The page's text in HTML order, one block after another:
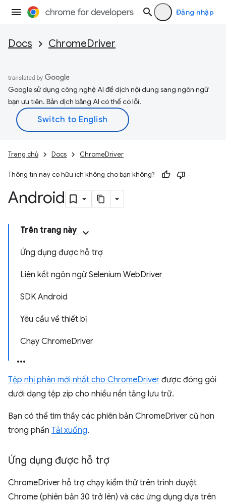
Đăng nhập
Docs ChromeDriver
Google sử dụng công nghệ AI để dịch nội dung sang ngôn ngữ
bạn ưu tiên. Bản dịch bằng AI có thể có lỗi.
Trang chủ Docs ChromeDriver
Thông tin này có hữu ích không cho bạn không?
Android
Trên trang này
Ứng dụng được hỗ trợ
Liên kết ngôn ngữ Selenium WebDriver
SDK Android
Yêu cầu về thiết bị
Chạy ChromeDriver
Tệp nhị phân mới nhất cho ChromeDriver được đóng gói
dưới dạng tệp zip cho nhiều nền tảng lưu trữ.
Bạn có thể tìm thấy các phiên bản ChromeDriver cũ hơn
trong phần Tải xuống.
Ứng dụng được hỗ trợ
ChromeDriver hỗ trợ chạy kiểm thử trên trình duyệt
Chrome (phiên bản 30 trở lên) và các ứng dụng dựa trên